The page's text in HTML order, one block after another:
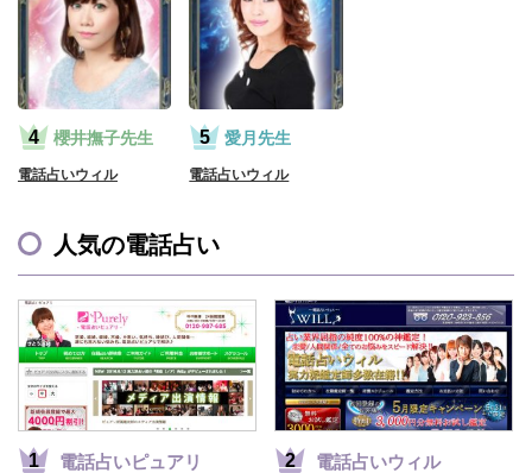
櫻井撫子先生
電話占いウィル
愛月先生
電話占いウィル
人気の電話占い
電話占いピュアリ 電話占いウィル